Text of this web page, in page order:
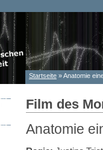
Sie sind hier
Startseite » Anatomie
Film des
Anatomie